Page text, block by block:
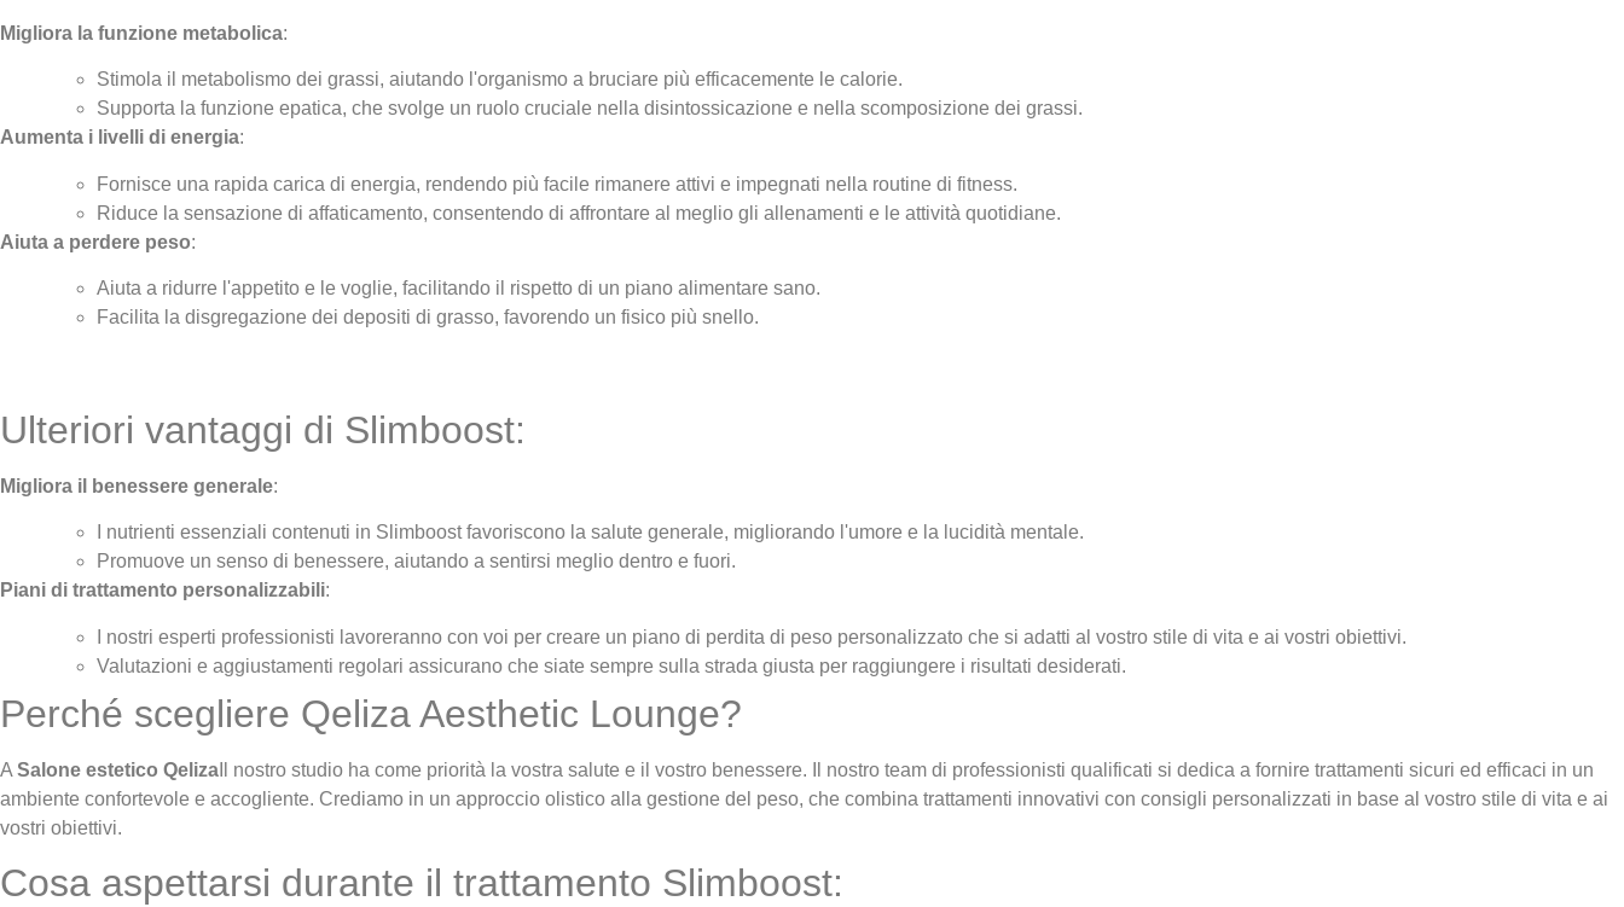
Migliora la funzione metabolica:
Stimola il metabolismo dei grassi, aiutando l'organismo a bruciare più efficacemente le calorie.
Supporta la funzione epatica, che svolge un ruolo cruciale nella disintossicazione e nella scomposizione dei grassi.
Aumenta i livelli di energia:
Fornisce una rapida carica di energia, rendendo più facile rimanere attivi e impegnati nella routine di fitness.
Riduce la sensazione di affaticamento, consentendo di affrontare al meglio gli allenamenti e le attività quotidiane.
Aiuta a perdere peso:
Aiuta a ridurre l'appetito e le voglie, facilitando il rispetto di un piano alimentare sano.
Facilita la disgregazione dei depositi di grasso, favorendo un fisico più snello.
Ulteriori vantaggi di Slimboost:
Migliora il benessere generale:
I nutrienti essenziali contenuti in Slimboost favoriscono la salute generale, migliorando l'umore e la lucidità mentale.
Promuove un senso di benessere, aiutando a sentirsi meglio dentro e fuori.
Piani di trattamento personalizzabili:
I nostri esperti professionisti lavoreranno con voi per creare un piano di perdita di peso personalizzato che si adatti al vostro stile di vita e ai vostri obiettivi.
Valutazioni e aggiustamenti regolari assicurano che siate sempre sulla strada giusta per raggiungere i risultati desiderati.
Perché scegliere Qeliza Aesthetic Lounge?
A Salone estetico Qeliza Il nostro studio ha come priorità la vostra salute e il vostro benessere. Il nostro team di professionisti qualificati si dedica a fornire trattamenti sicuri ed efficaci in un
ambiente confortevole e accogliente. Crediamo in un approccio olistico alla gestione del peso, che combina trattamenti innovativi con consigli personalizzati in base al vostro stile di vita e ai
vostri obiettivi.
Cosa aspettarsi durante il trattamento Slimboost: